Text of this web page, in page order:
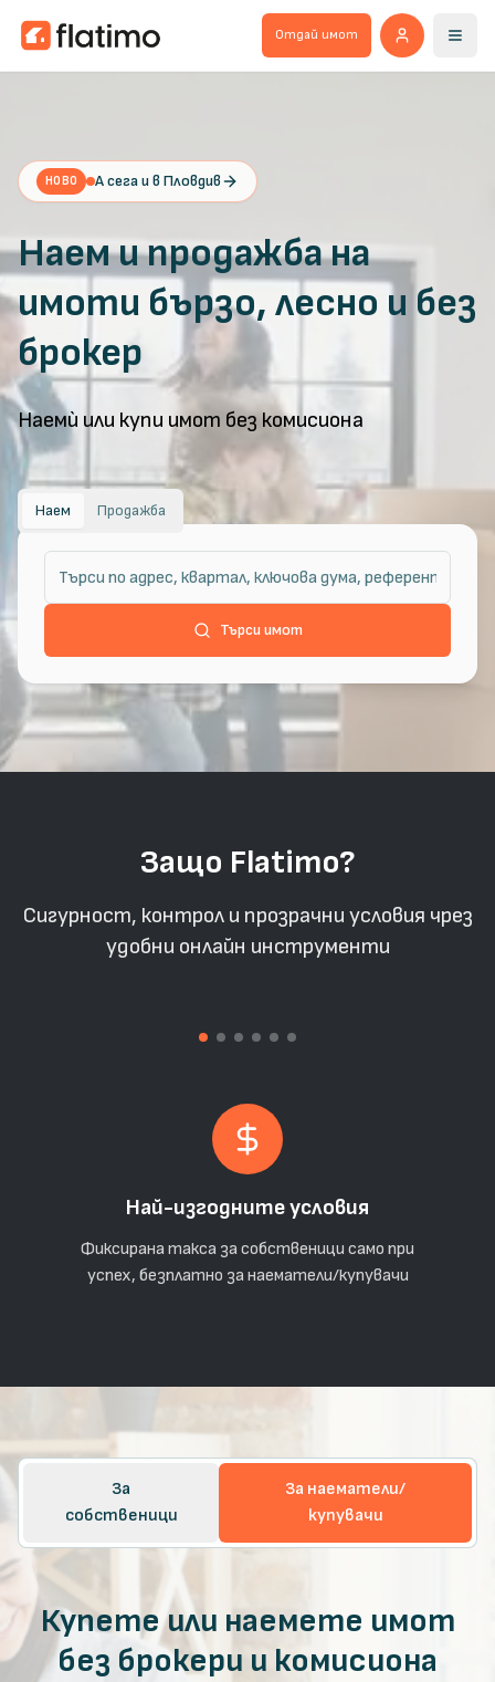
Отдай имот
НОВО А сега и в Пловдив
Наем и продажба на
имоти бързо, лесно и без
брокер
Наемѝ или купи имот без комисиона
Наем Продажба
Търси имот
Защо Flatimo?
Сигурност, контрол и прозрачни условия чрез
удобни онлайн инструменти
Най-изгодните условия
Фиксирана такса за собственици само при
успех, безплатно за наематели/купувачи
За
собственици
За наематели/
купувачи
Купете или наемете имот
без брокери и комисиона